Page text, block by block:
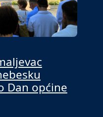
Dan općine